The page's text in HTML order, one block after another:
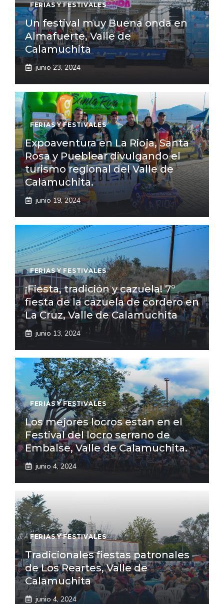
FERIAS Y FESTIVALES
Un festival muy Buena onda en
Almafuerte, Valle de
Calamuchita
junio 23, 2024
FERIAS Y FESTIVALES
Expoaventura en La Rioja, Santa
Rosa y Pueblear divulgando el
turismo regional del Valle de
Calamuchita.
junio 19, 2024
FERIAS Y FESTIVALES
¡Fiesta, tradición y cazuela! 7°
fiesta de la cazuela de cordero en
La Cruz, Valle de Calamuchita
junio 13, 2024
FERIAS Y FESTIVALES
Los mejores locros están en el
Festival del locro serrano de
Embalse, Valle de Calamuchita.
junio 4, 2024
FERIAS Y FESTIVALES
Tradicionales fiestas patronales
de Los Reartes, Valle de
Calamuchita
junio 4, 2024